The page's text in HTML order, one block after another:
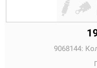
9068144: